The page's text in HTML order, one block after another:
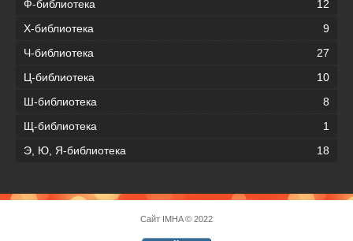
Ф-библиотека
12
Х-библиотека
9
Ч-библиотека
27
Ц-библиотека
10
Ш-библиотека
8
Щ-библиотека
1
Э, Ю, Я-библиотека
18
Сайт IMHA© 2022